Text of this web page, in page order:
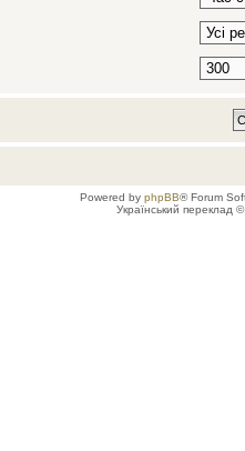
Powered by phpBB® Forum
Український переклад